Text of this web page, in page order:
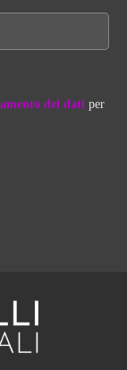
dei dati per